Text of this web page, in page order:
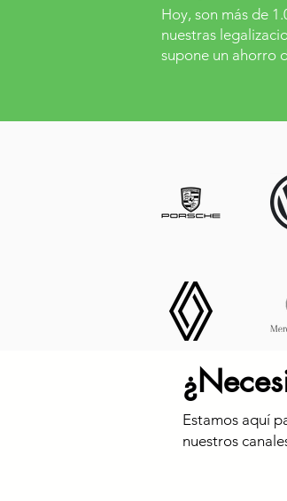
Hoy, son más de
nuestras
supone un ahorro
Estamos aquí
nuestros